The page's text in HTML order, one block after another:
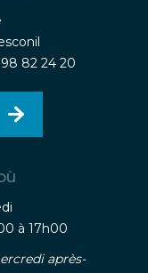
82 24 20
à 17h00
après-